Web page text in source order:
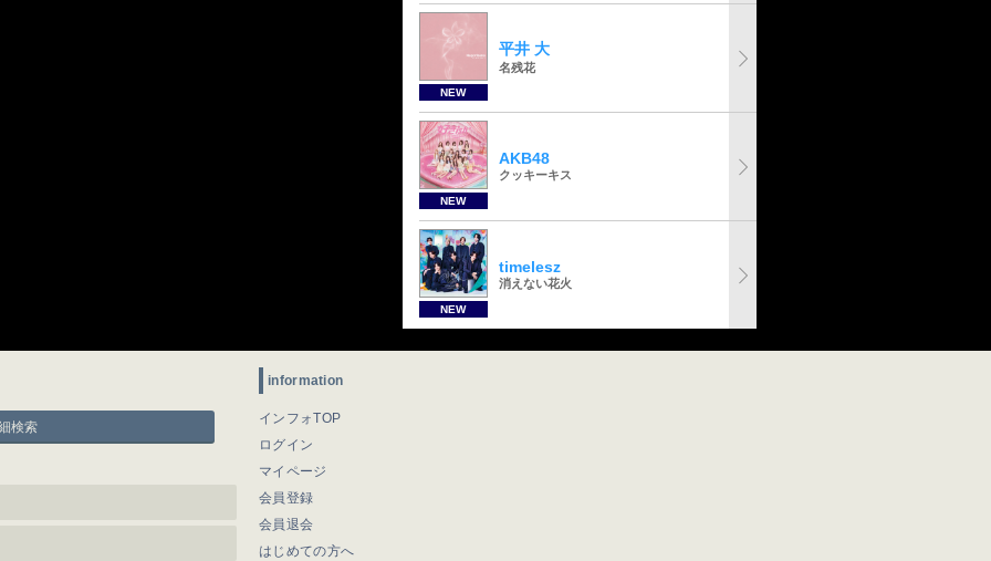
NEW
平井 大
名残花
NEW
AKB48
クッキーキス
NEW
timelesz
消えない花火
検索
information
インフォTOP
ログイン
マイページ
会員登録
会員退会
はじめての方へ